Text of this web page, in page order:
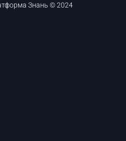
Знань © 2024